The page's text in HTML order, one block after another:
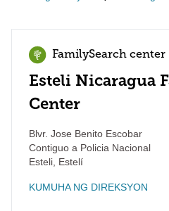
FamilySearch center
Esteli Nicaragua
Center
Blvr. Jose Benito Escobar
Contiguo a Policia Nacional
Esteli Estelí
KUMUHA NG DIREKSYON